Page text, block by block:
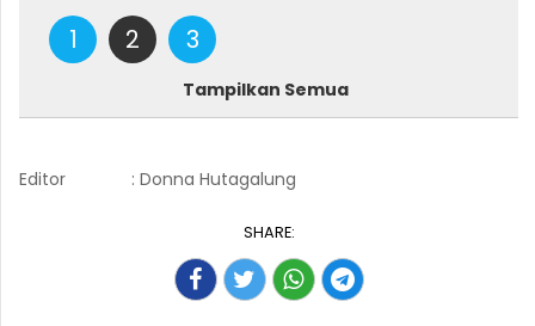
1 2 3
Tampilkan Semua
Editor : Donna Hutagalung
SHARE: